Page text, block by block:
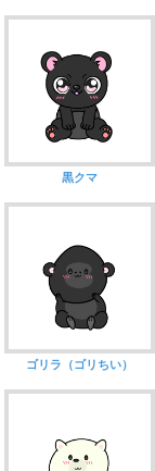
黒クマ
ゴリラ（ゴリちい）